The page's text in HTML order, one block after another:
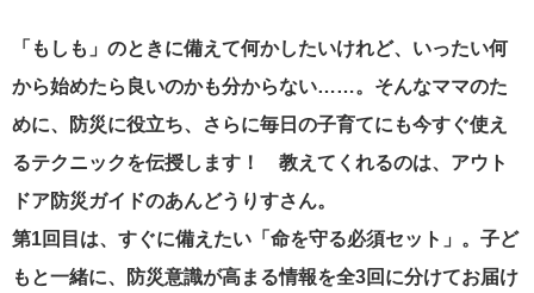
「もしも」のときに備えて何かしたいけれど、いったい何
から始めたら良いのかも分からない……。そんなママのた
めに、防災に役立ち、さらに毎日の子育てにも今すぐ使え
るテクニックを伝授します！ 教えてくれるのは、アウト
ドア防災ガイドのあんどうりすさん。
第1回目は、すぐに備えたい「命を守る必須セット」。子ど
もと一緒に、防災意識が高まる情報を全3回に分けてお届け